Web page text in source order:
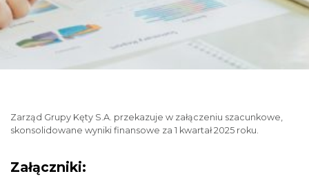
Zarząd Grupy Kęty S.A. przekazuje w załączeniu szacunkowe,
skonsolidowane wyniki finansowe za 1 kwartał 2025 roku.
Załączniki: